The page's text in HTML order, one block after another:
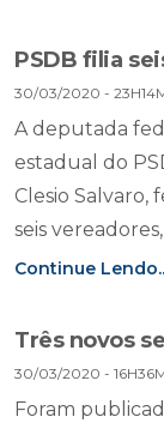
PSDB filia
30/03/2020 -
A deputada
estadual do
Clesio Salvaro,
seis
Continue
Três novos
30/03/2020 -
Foram